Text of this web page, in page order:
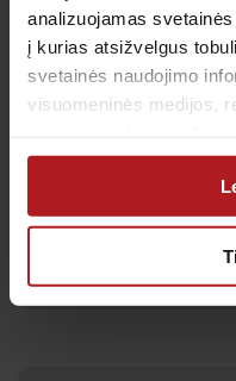
analizuojamas
į kurias atsižvelgus
svetainės naudojimo
visuomeninės medijos,
arba naudojant